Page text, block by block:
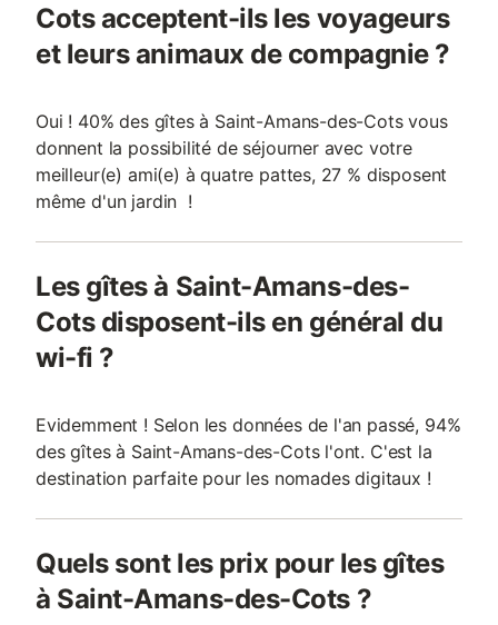
Cots acceptent-ils les voyageurs
et leurs animaux de compagnie ?
Oui ! 40% des gîtes à Saint-Amans-des-Cots vous
donnent la possibilité de séjourner avec votre
meilleur(e) ami(e) à quatre pattes, 27 % disposent
même d'un jardin !
Les gîtes à Saint-Amans-des-
Cots disposent-ils en général du
wi-fi ?
Evidemment ! Selon les données de l'an passé, 94%
des gîtes à Saint-Amans-des-Cots l'ont. C'est la
destination parfaite pour les nomades digitaux !
Quels sont les prix pour les gîtes
à Saint-Amans-des-Cots ?